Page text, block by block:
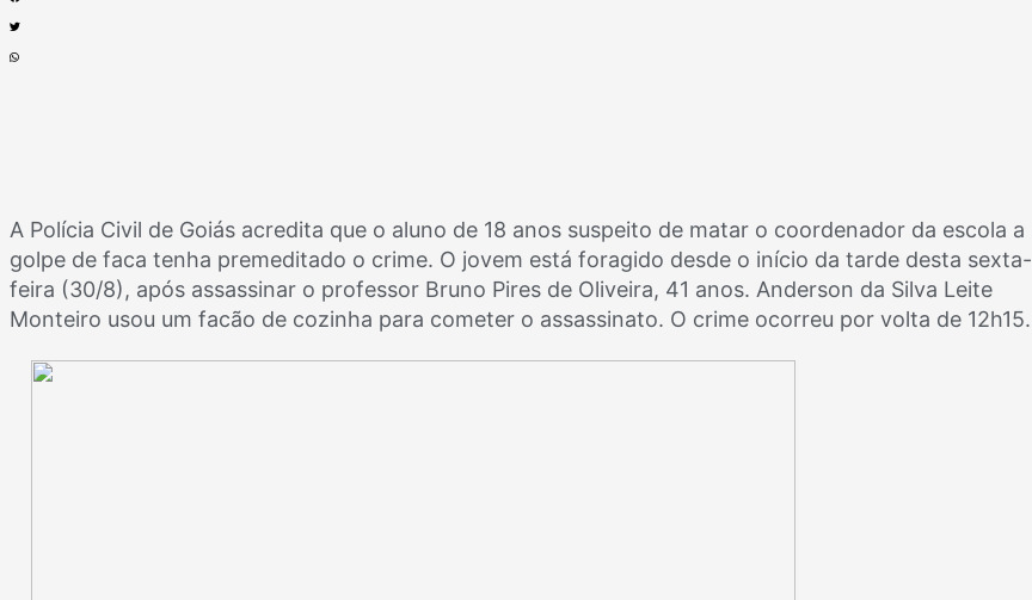
A Polícia Civil de Goiás acredita que o aluno de 18 anos suspeito de matar o coordenador da escola a
golpe de faca tenha premeditado o crime. O jovem está foragido desde o início da tarde desta sexta-
feira (30/8), após assassinar o professor Bruno Pires de Oliveira, 41 anos. Anderson da Silva Leite
Monteiro usou um facão de cozinha para cometer o assassinato. O crime ocorreu por volta de 12h15.